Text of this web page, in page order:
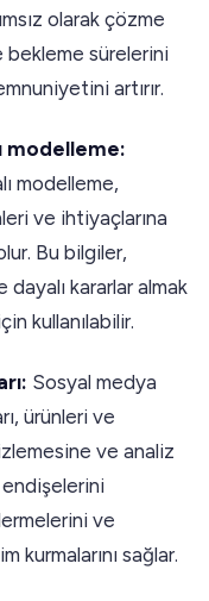
olarak çözme
bekleme sürelerini
artırır.
modelleme:
modelleme,
ve ihtiyaçlarına
Bu bilgiler,
kararlar almak
kullanılabilir.
Sosyal medya
ürünleri ve
ve analiz
ve
kurmalarını sağlar.